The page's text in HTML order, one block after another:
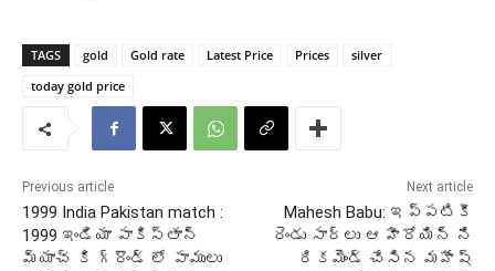
TAGS gold Gold rate Latest Price Prices
silver
today gold price
Previous article
1999 India Pakistan match :
1999 ఇండియా పాకిస్తాన్
మ్యాచ్ కి గ్రౌండ్ లో పాములు
Next article
Mahesh Babu: ఇప్పటికీ
రెండు సార్లు ఆ హీరోయిన్ ని
రికమెండ్ చేసిన మహేష్